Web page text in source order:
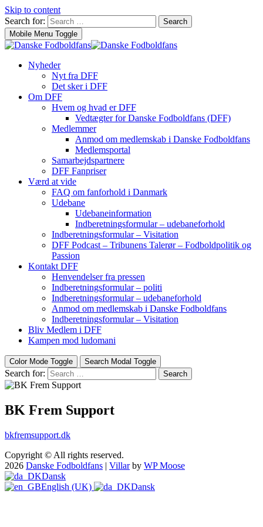
Skip to content
Search for:
Search
Mobile Menu Toggle
Nyheder
Nyt fra DFF
Det sker i DFF
Om DFF
Hvem og hvad er DFF
Vedtægter for Danske Fodboldfans (DFF)
Medlemmer
Anmod om medlemskab i Danske Fodboldfans
Medlemsportal
Samarbejdspartnere
DFF Fanpriser
Værd at vide
FAQ om fanforhold i Danmark
Udebane
Udebaneinformation
Indberetningsformular – udebaneforhold
Indberetningsformular – Visitation
DFF Podcast – Tribunens Talerør – Fodboldpolitik og
Passion
Kontakt DFF
Henvendelser fra pressen
Indberetningsformular – politi
Indberetningsformular – udebaneforhold
Anmod om medlemskab i Danske Fodboldfans
Indberetningsformular – Visitation
Bliv Medlem i DFF
Kampen mod ludomani
Color Mode Toggle Search Modal Toggle
Search for: Search
BK Frem Support
bkfremsupport.dk
Copyright © All rights reserved.
2026 Danske Fodboldfans | Villarby WP Moose
Dansk
English (UK)
Dansk